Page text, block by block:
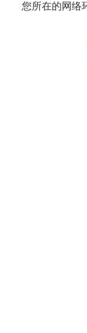
您所在的网络